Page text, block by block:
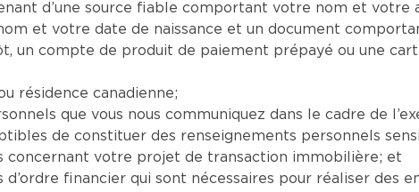
d’une source fiable comportant votre nom et votre
et votre date de naissance et un document
un compte de produit de paiement prépayé ou une
résidence canadienne;
que vous nous communiquez dans le cadre de
de constituer des renseignements personnels
concernant votre projet de transaction immobilière; et
d’ordre financier qui sont nécessaires pour réaliser